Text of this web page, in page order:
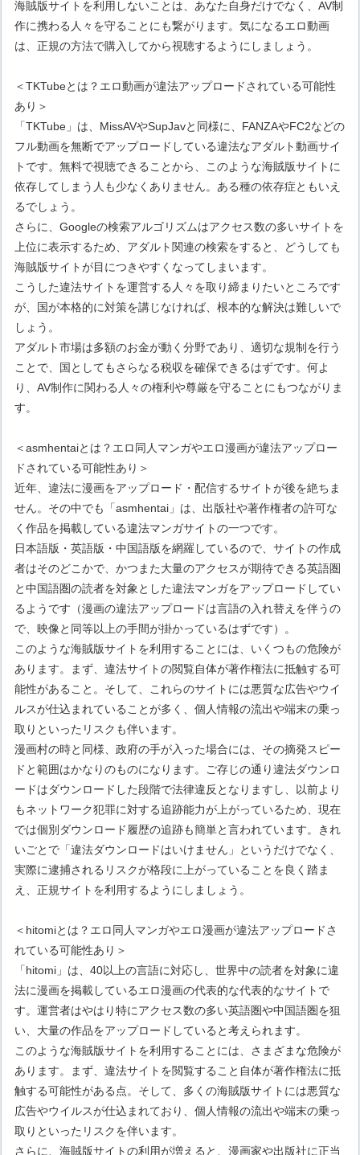
海賊版サイトを利用しないことは、あなた自身だけでなく、AV制
作に携わる人々を守ることにも繋がります。気になるエロ動画
は、正規の方法で購入してから視聴するようにしましょう。
＜TKTubeとは？エロ動画が違法アップロードされている可能性
あり＞
「TKTube」は、MissAVやSupJavと同様に、FANZAやFC2などの
フル動画を無断でアップロードしている違法なアダルト動画サイ
トです。無料で視聴できることから、このような海賊版サイトに
依存してしまう人も少なくありません。ある種の依存症ともいえ
るでしょう。
さらに、Googleの検索アルゴリズムはアクセス数の多いサイトを
上位に表示するため、アダルト関連の検索をすると、どうしても
海賊版サイトが目につきやすくなってしまいます。
こうした違法サイトを運営する人々を取り締まりたいところです
が、国が本格的に対策を講じなければ、根本的な解決は難しいで
しょう。
アダルト市場は多額のお金が動く分野であり、適切な規制を行う
ことで、国としてもさらなる税収を確保できるはずです。何よ
り、AV制作に関わる人々の権利や尊厳を守ることにもつながりま
す。
＜asmhentaiとは？エロ同人マンガやエロ漫画が違法アップロー
ドされている可能性あり＞
近年、違法に漫画をアップロード・配信するサイトが後を絶ちま
せん。その中でも「asmhentai」は、出版社や著作権者の許可な
く作品を掲載している違法マンガサイトの一つです。
日本語版・英語版・中国語版を網羅しているので、サイトの作成
者はそのどこかで、かつまた大量のアクセスが期待できる英語圏
と中国語圏の読者を対象とした違法マンガをアップロードしてい
るようです（漫画の違法アップロードは言語の入れ替えを伴うの
で、映像と同等以上の手間が掛かっているはずです）。
このような海賊版サイトを利用することには、いくつもの危険が
あります。まず、違法サイトの閲覧自体が著作権法に抵触する可
能性があること。そして、これらのサイトには悪質な広告やウイ
ルスが仕込まれていることが多く、個人情報の流出や端末の乗っ
取りといったリスクも伴います。
漫画村の時と同様、政府の手が入った場合には、その摘発スピー
ドと範囲はかなりのものになります。ご存じの通り違法ダウンロ
ードはダウンロードした段階で法律違反となりますし、以前より
もネットワーク犯罪に対する追跡能力が上がっているため、現在
では個別ダウンロード履歴の追跡も簡単と言われています。きれ
いごとで「違法ダウンロードはいけません」というだけでなく、
実際に逮捕されるリスクが格段に上がっていることを良く踏ま
え、正規サイトを利用するようにしましょう。
＜hitomiとは？エロ同人マンガやエロ漫画が違法アップロードさ
れている可能性あり＞
「hitomi」は、40以上の言語に対応し、世界中の読者を対象に違
法に漫画を掲載しているエロ漫画の代表的な代表的なサイトで
す。運営者はやはり特にアクセス数の多い英語圏や中国語圏を狙
い、大量の作品をアップロードしていると考えられます。
このような海賊版サイトを利用することには、さまざまな危険が
あります。まず、違法サイトを閲覧すること自体が著作権法に抵
触する可能性がある点。そして、多くの海賊版サイトには悪質な
広告やウイルスが仕込まれており、個人情報の流出や端末の乗っ
取りといったリスクを伴います。
さらに、海賊版サイトの利用が増えると、漫画家や出版社に正当